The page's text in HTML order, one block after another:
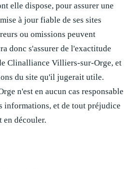
elle dispose, pour assurer une
à jour fiable de ses sites
ou omissions peuvent
donc s'assurer de l'exactitude
Clinalliance Villiers-sur-Orge, et
du site qu'il jugerait utile.
n'est en aucun cas responsable
informations, et de tout préjudice
découler.